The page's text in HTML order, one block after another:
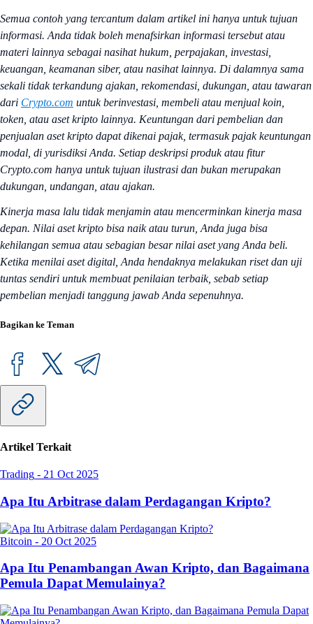
Semua contoh yang tercantum dalam artikel ini hanya untuk tujuan
informasi. Anda tidak boleh menafsirkan informasi tersebut atau
materi lainnya sebagai nasihat hukum, perpajakan, investasi,
keuangan, keamanan siber, atau nasihat lainnya. Di dalamnya sama
sekali tidak terkandung ajakan, rekomendasi, dukungan, atau tawaran
dari Crypto.com untuk berinvestasi, membeli atau menjual koin,
token, atau aset kripto lainnya. Keuntungan dari pembelian dan
penjualan aset kripto dapat dikenai pajak, termasuk pajak keuntungan
modal, di yurisdiksi Anda. Setiap deskripsi produk atau fitur
Crypto.com hanya untuk tujuan ilustrasi dan bukan merupakan
dukungan, undangan, atau ajakan.
Kinerja masa lalu tidak menjamin atau mencerminkan kinerja masa
depan. Nilai aset kripto bisa naik atau turun, Anda juga bisa
kehilangan semua atau sebagian besar nilai aset yang Anda beli.
Ketika menilai aset digital, Anda hendaknya melakukan riset dan uji
tuntas sendiri untuk membuat penilaian terbaik, sebab setiap
pembelian menjadi tanggung jawab Anda sepenuhnya.
Bagikan ke Teman
Artikel Terkait
Trading - 21 Oct 2025
Apa Itu Arbitrase dalam Perdagangan Kripto?
Bitcoin - 20 Oct 2025
Apa Itu Penambangan Awan Kripto, dan Bagaimana
Pemula Dapat Memulainya?